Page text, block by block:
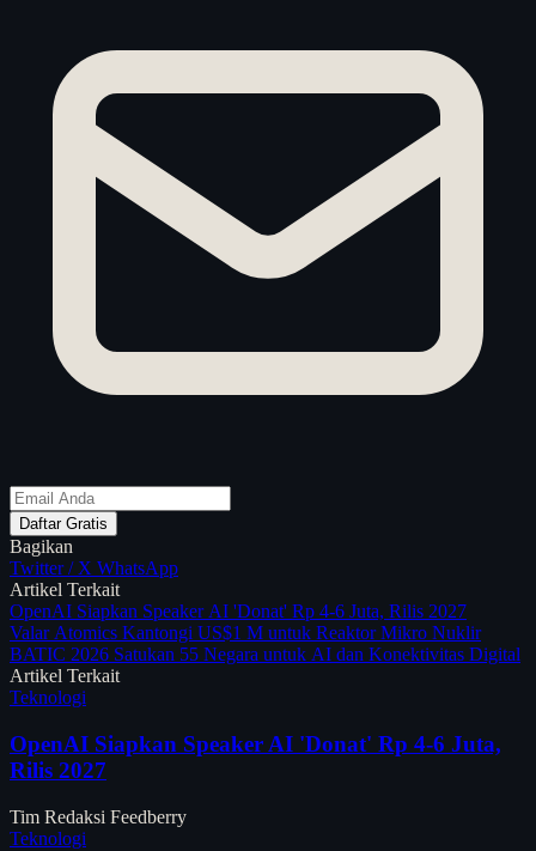
Daftar Gratis
Bagikan
Twitter / X WhatsApp
Artikel Terkait
OpenAI Siapkan Speaker AI 'Donat' Rp 4-6 Juta, Rilis 2027
Valar Atomics Kantongi US$1 M untuk Reaktor Mikro Nuklir
BATIC 2026 Satukan 55 Negara untuk AI dan Konektivitas Digital
Artikel Terkait
Teknologi
OpenAI Siapkan Speaker AI 'Donat' Rp 4-6 Juta,
Rilis 2027
Tim Redaksi Feedberry
Teknologi